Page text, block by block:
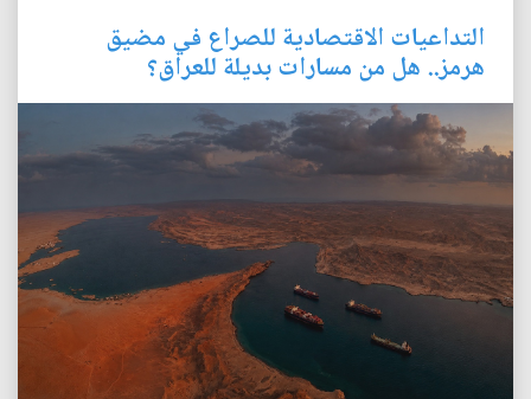
التداعيات الاقتصادية للصراع في مضيق
هرمز.. هل من مسارات بديلة للعراق؟